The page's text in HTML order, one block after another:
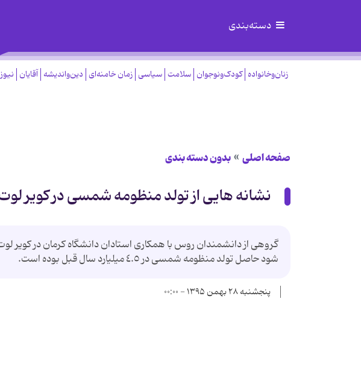
دسته‌بندی
زنان‌وخانواده کودک‌ونوجوان سلامت سیاسی زمان خامنه‌ای دین‌واندیشه آقایان
صفحه اصلی بدون دسته بندی
نشانه هایی از تولد منظومه شمسی در کویر
گروهی از دانشمندان روس با همکاری استادان دانشگاه کرمان در کویر
شود حاصل تولد منظومه شمسی در ٤.٥ میلیارد سال قبل بوده است.
پنجشنبه ۲۸ بهمن ۱۳۹۵ - ۰۰:۰۰